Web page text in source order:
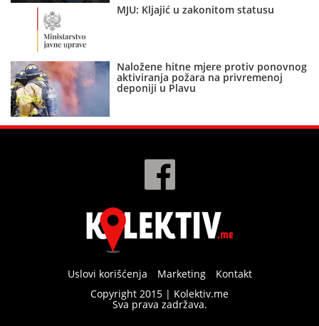
MJU: Kljajić u zakonitom statusu
Naložene hitne mjere protiv ponovnog
aktiviranja požara na privremenoj
deponiji u Plavu
Uslovi korišćenja Marketing
Kontakt
Copyright 2015 | Kolektiv.me
Sva prava zadržava.